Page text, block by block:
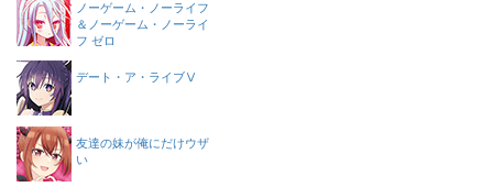
ノーゲーム・ノーライフ
＆ノーゲーム・ノーライ
フ ゼロ
デート・ア・ライブⅤ
友達の妹が俺にだけウザ
い